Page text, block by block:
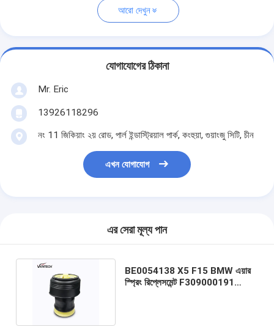
আরো দেখুন
যোগাযোগের ঠিকানা
Mr. Eric
13926118296
নং 11 জিকিয়াং ২য় রোড, পার্ল ইন্ডাস্ট্রিয়াল পার্ক, কংহুয়া, গুয়াংজু সিটি, চীন
এখন যোগাযোগ
এর সেরা মূল্য পান
BE0054138 X5 F15 BMW এয়ার
স্প্রিং রিপ্লেসমেন্ট F309000191